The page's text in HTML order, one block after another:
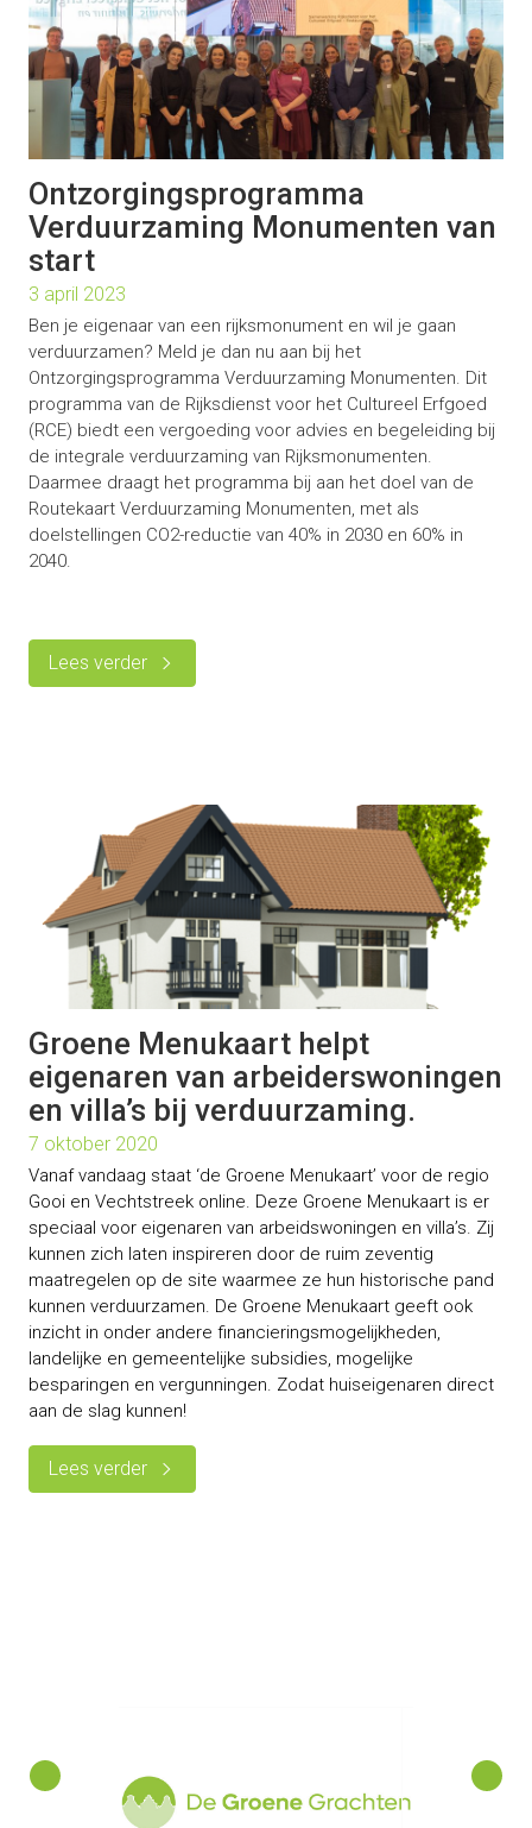
Ontzorgingsprogramma
Verduurzaming Monumenten van
start
3 april 2023
Ben je eigenaar van een rijksmonument en wil je gaan
verduurzamen? Meld je dan nu aan bij het
Ontzorgingsprogramma Verduurzaming Monumenten. Dit
programma van de Rijksdienst voor het Cultureel Erfgoed
(RCE) biedt een vergoeding voor advies en begeleiding bij
de integrale verduurzaming van Rijksmonumenten.
Daarmee draagt het programma bij aan het doel van de
Routekaart Verduurzaming Monumenten, met als
doelstellingen CO2-reductie van 40% in 2030 en 60% in
2040.
Lees verder
Groene Menukaart helpt
eigenaren van arbeiderswoningen
en villa’s bij verduurzaming.
7 oktober 2020
Vanaf vandaag staat ‘de Groene Menukaart’ voor de regio
Gooi en Vechtstreek online. Deze Groene Menukaart is er
speciaal voor eigenaren van arbeidswoningen en villa’s. Zij
kunnen zich laten inspireren door de ruim zeventig
maatregelen op de site waarmee ze hun historische pand
kunnen verduurzamen. De Groene Menukaart geeft ook
inzicht in onder andere financieringsmogelijkheden,
landelijke en gemeentelijke subsidies, mogelijke
besparingen en vergunningen. Zodat huiseigenaren direct
aan de slag kunnen!
Lees verder